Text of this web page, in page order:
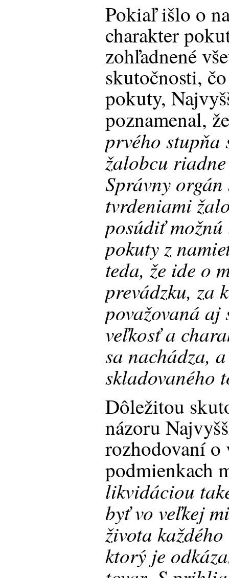
Pokiaľ išlo o
charakter
zohľadnené
skutočnosti,
pokuty,
poznamenal,
prvého stupňa
žalobcu
Správny
tvrdeniami
posúdiť
pokuty z
teda, že ide o
prevádzku, za
považovaná
veľkosť a
sa nachádza,
skladovaného
Dôležitou
názoru
rozhodovaní o
podmienkach
likvidáciou
byť vo veľkej
života
ktorý je